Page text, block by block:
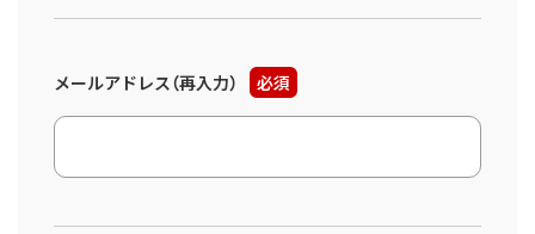
メールアドレス（再入力） 必須